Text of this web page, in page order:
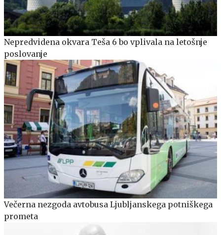
Nepredvidena okvara Teša 6 bo vplivala na letošnje
poslovanje
Večerna nezgoda avtobusa Ljubljanskega potniškega
prometa